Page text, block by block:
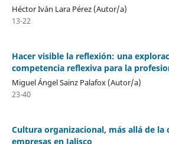
Héctor Iván Lara Pérez (Autor/a)
13-22
Hacer visible la reflexión: una
competencia reflexiva para la
Miguel Ángel Sainz Palafox (Autor/a)
23-40
Cultura organizacional, más allá de la
empresas en Jalisco